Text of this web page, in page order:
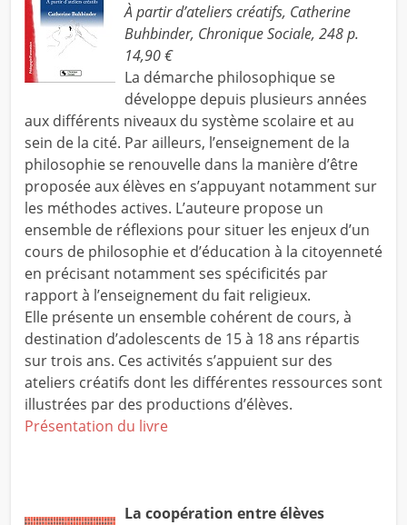
À partir d’ateliers créatifs, Catherine
Buhbinder, Chronique Sociale, 248 p.
14,90 €
La démarche philosophique se
développe depuis plusieurs années
aux différents niveaux du système scolaire et au
sein de la cité. Par ailleurs, l’enseignement de la
philosophie se renouvelle dans la manière d’être
proposée aux élèves en s’appuyant notamment sur
les méthodes actives. L’auteure propose un
ensemble de réflexions pour situer les enjeux d’un
cours de philosophie et d’éducation à la citoyenneté
en précisant notamment ses spécificités par
rapport à l’enseignement du fait religieux.
Elle présente un ensemble cohérent de cours, à
destination d’adolescents de 15 à 18 ans répartis
sur trois ans. Ces activités s’appuient sur des
ateliers créatifs dont les différentes ressources sont
illustrées par des productions d’élèves.
Présentation du livre
La coopération entre élèves